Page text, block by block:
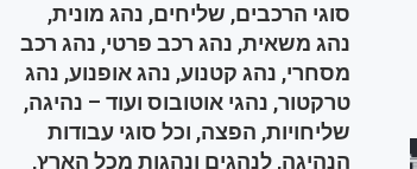
סוגי הרכבים, שליחים, נהג מונית,
נהג משאית, נהג רכב פרטי, נהג רכב
מסחרי, נהג קטנוע, נהג אופנוע, נהג
טרקטור, נהגי אוטובוס ועוד – נהיגה,
שליחויות, הפצה, וכל סוגי עבודות
הנהיגה, לנהגים ונהגות מכל הארץ,